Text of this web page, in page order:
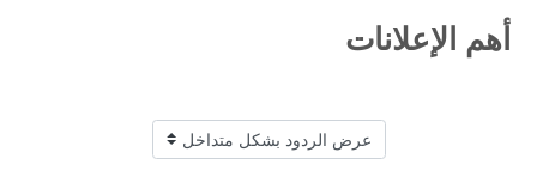
أهم الإعلانات
نمط العرض